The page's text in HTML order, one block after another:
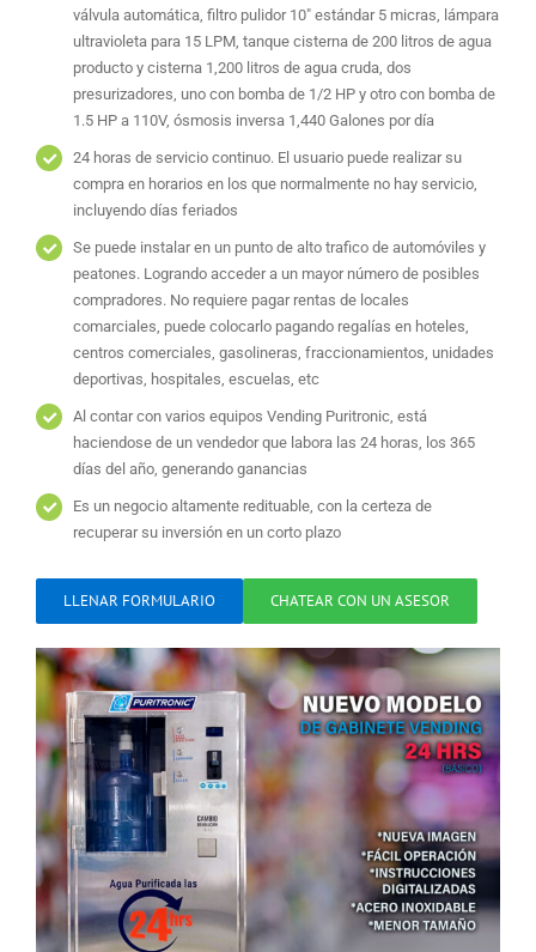
válvula automática, filtro pulidor 10″ estándar 5 micras, lámpara
ultravioleta para 15 LPM, tanque cisterna de 200 litros de agua
producto y cisterna 1,200 litros de agua cruda, dos
presurizadores, uno con bomba de 1/2 HP y otro con bomba de
1.5 HP a 110V, ósmosis inversa 1,440 Galones por día
24 horas de servicio continuo. El usuario puede realizar su
compra en horarios en los que normalmente no hay servicio,
incluyendo días feriados
Se puede instalar en un punto de alto trafico de automóviles y
peatones. Logrando acceder a un mayor número de posibles
compradores. No requiere pagar rentas de locales
comarciales, puede colocarlo pagando regalías en hoteles,
centros comerciales, gasolineras, fraccionamientos, unidades
deportivas, hospitales, escuelas, etc
Al contar con varios equipos Vending Puritronic, está
haciendose de un vendedor que labora las 24 horas, los 365
días del año, generando ganancias
Es un negocio altamente redituable, con la certeza de
recuperar su inversión en un corto plazo
LLENAR FORMULARIO CHATEAR CON UN ASESOR